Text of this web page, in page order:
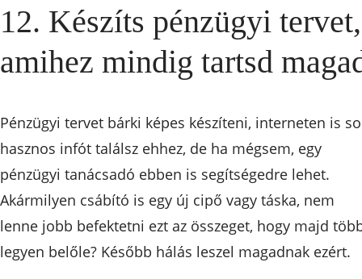
12. Készíts pénzügyi tervet,
amihez mindig tartsd
Pénzügyi tervet bárki képes készíteni, interneten is
hasznos infót találsz ehhez, de ha mégsem, egy
pénzügyi tanácsadó ebben is segítségedre lehet.
Akármilyen csábító is egy új cipő vagy táska, nem
lenne jobb befektetni ezt az összeget, hogy majd
legyen belőle? Később hálás leszel magadnak ezért.